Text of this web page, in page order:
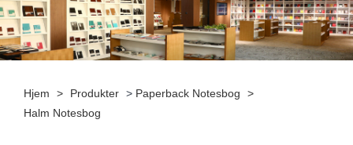
Hjem > Produkter > Paperback Notesbog
>
Halm Notesbog